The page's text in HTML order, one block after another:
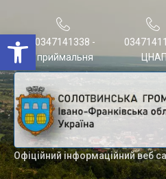
Відкрити Панель інструментів
0347141338 -
приймальня
Офіційний інформаційний веб